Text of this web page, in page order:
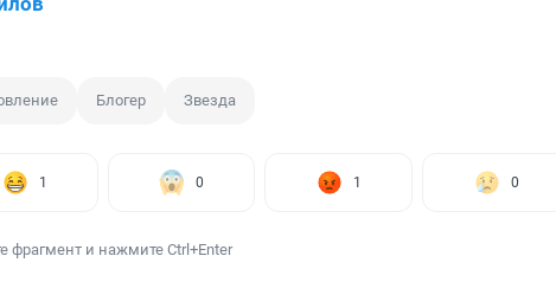
Блогер Звезда
1 0 1 0
фрагмент и нажмите Ctrl+Enter